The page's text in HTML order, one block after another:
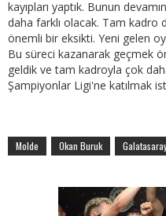
kayıpları yaptık. Bunun
daha farklı olacak. Tam kadro
önemli bir eksikti. Yeni gelen
Bu süreci kazanarak geçmek
geldik ve tam kadroyla çok
Şampiyonlar Ligi'ne katılmak
Molde Okan Buruk